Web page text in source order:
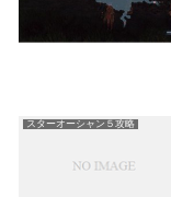
スターオーシャン５攻略